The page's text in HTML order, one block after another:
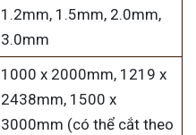
1.2mm, 1.5mm, 2.0mm,
3.0mm
1000 x 2000mm, 1219 x
2438mm, 1500 x
3000mm (có thể cắt theo